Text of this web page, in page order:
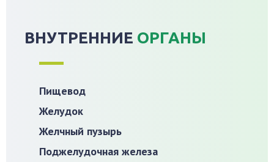
ВНУТРЕННИЕ ОРГАНЫ
Пищевод
Желудок
Желчный пузырь
Поджелудочная железа